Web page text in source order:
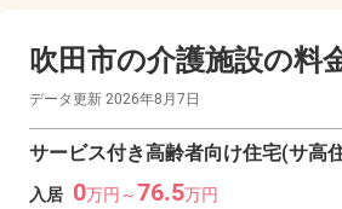
吹田市の介護施設の料
データ更新 2026年8月7日
サービス付き高齢者向け住宅(サ高
入居 0万円～76.5万円